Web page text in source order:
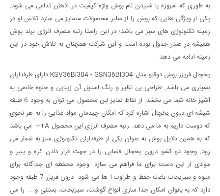
به طوری که امروزه با شنیدن نام بوش واژه کیفیت در اذهان تداعی می شود.
یکی از ویژگی هایی که بوش را از سایر محصولات متمایز می سازد تلاش او در
زمینه تکنولوژی های سبز می باشد؛ در این راستا رتبه مصرف انرژی برند بوش
همیشه در صدر جدول بوده است و این شرکت همچنان به تلاش خود در این
زمینه ادامه می دهد.
یخچال فریزر بوش دوقلو مدل KSV36BI304 - GSN36BI304 دارای طرفداران
بسیاری می باشد. طراحی بی نظیر و رنگ استیل آن زیبایی و جلوه خاصی به
آشپز خانه شما می بخشد. از نقاط تمایز این محصول می توان به وجود 6 طبقه
شیشه ای درون یخچال اشاره کرد که امکان چیدمان مواد غذایی را به هر نحوی
که دوست داریم به ما می دهد. رتبه مصرف انرژی این محصول A++ می باشد
که به همین دلایل بوش به عنوان یکی از طرفداران تکنولوژی سبز به شمار می
رود. وجود دو کشو درون یخچال فضایی را در جهت قرار دادن کره و پنیر و
موادی از این دست برای ما فراهم می سازد. وجود محفظه ای جداگانه برای
میوه و سبزیجات باعث حفظ و طراوت آ ها می شود. درون فریزر 7 طبقه وجود
دارد که به بانوان امکان جدا سازی انواع گوشت، سبزیجات، بستنی و ... را می